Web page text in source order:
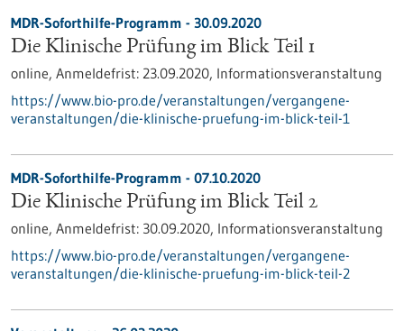
MDR-Soforthilfe-Programm - 30.09.2020
Die Klinische Prüfung im Blick Teil 1
online, Anmeldefrist: 23.09.2020, Informationsveranstaltung
https://www.bio-pro.de/veranstaltungen/vergangene-
veranstaltungen/die-klinische-pruefung-im-blick-teil-1
MDR-Soforthilfe-Programm - 07.10.2020
Die Klinische Prüfung im Blick Teil 2
online, Anmeldefrist: 30.09.2020, Informationsveranstaltung
https://www.bio-pro.de/veranstaltungen/vergangene-
veranstaltungen/die-klinische-pruefung-im-blick-teil-2